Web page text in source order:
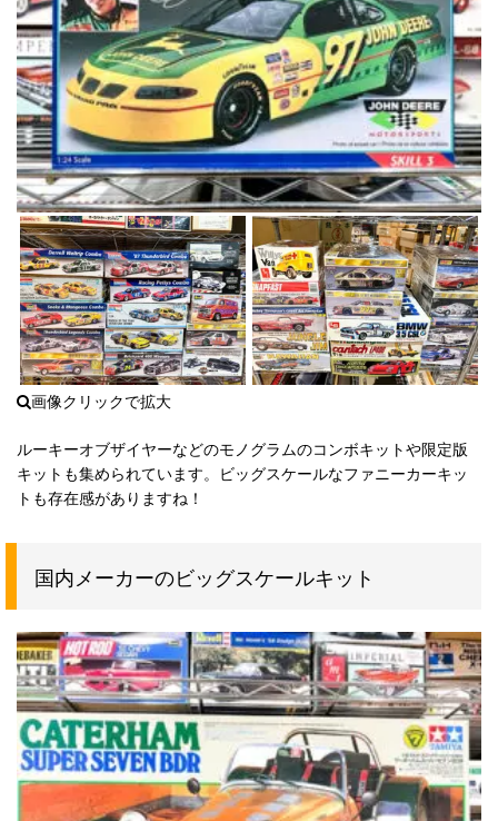
ルーキーオブザイヤーなどのモノグラムのコンボキットや限定版
キットも集められています。ビッグスケールなファニーカーキッ
トも存在感がありますね！
国内メーカーのビッグスケールキット